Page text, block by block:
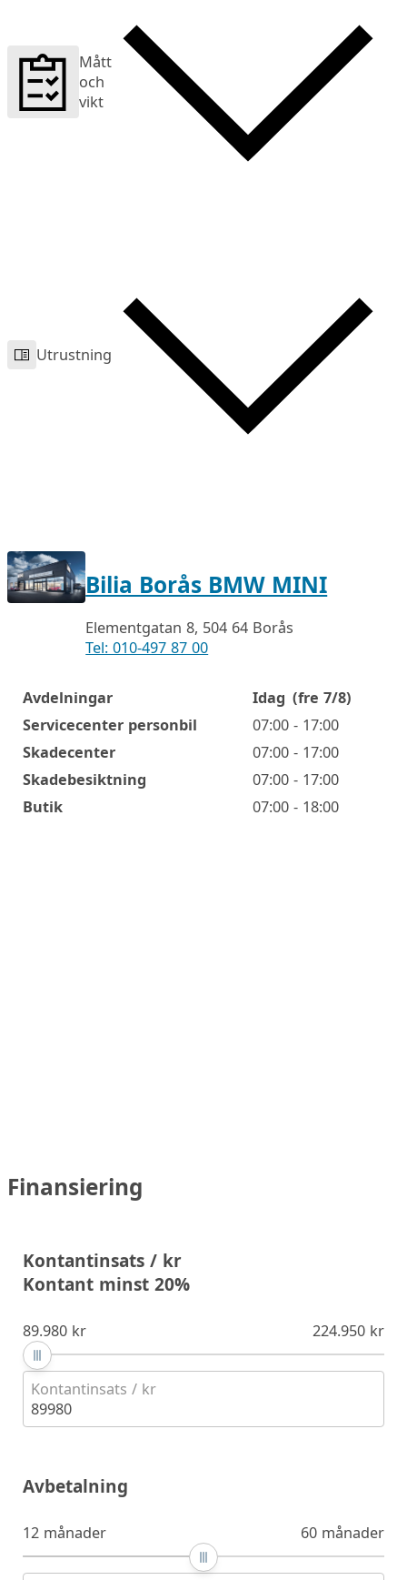
Mått
och
vikt
Utrustning
Bilia Borås BMW MINI
Elementgatan 8, 504 64 Borås
Tel: 010-497 87 00
Öppettider
Avdelningar Idag (fre 7/8)
Servicecenter personbil
07:00 - 17:00
Skadecenter
07:00 - 17:00
Skadebesiktning
07:00 - 17:00
Butik
07:00 - 18:00
Finansiering
Kontantinsats / kr
Kontant minst 20%
89.980 kr 224.950 kr
Kontantinsats / kr
89980
Avbetalning
12 månader 60 månader